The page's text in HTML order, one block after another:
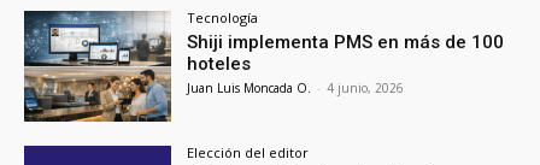
Tecnología
Shiji implementa PMS en más de 100
hoteles
Juan Luis Moncada O. - 4 junio, 2026
Elección del editor